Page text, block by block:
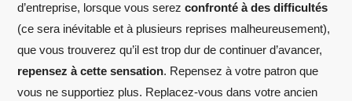
d’entreprise, lorsque vous serez confronté à des difficultés
(ce sera inévitable et à plusieurs reprises malheureusement),
que vous trouverez qu’il est trop dur de continuer d’avancer,
repensez à cette sensation. Repensez à votre patron que
vous ne supportiez plus. Replacez-vous dans votre ancien